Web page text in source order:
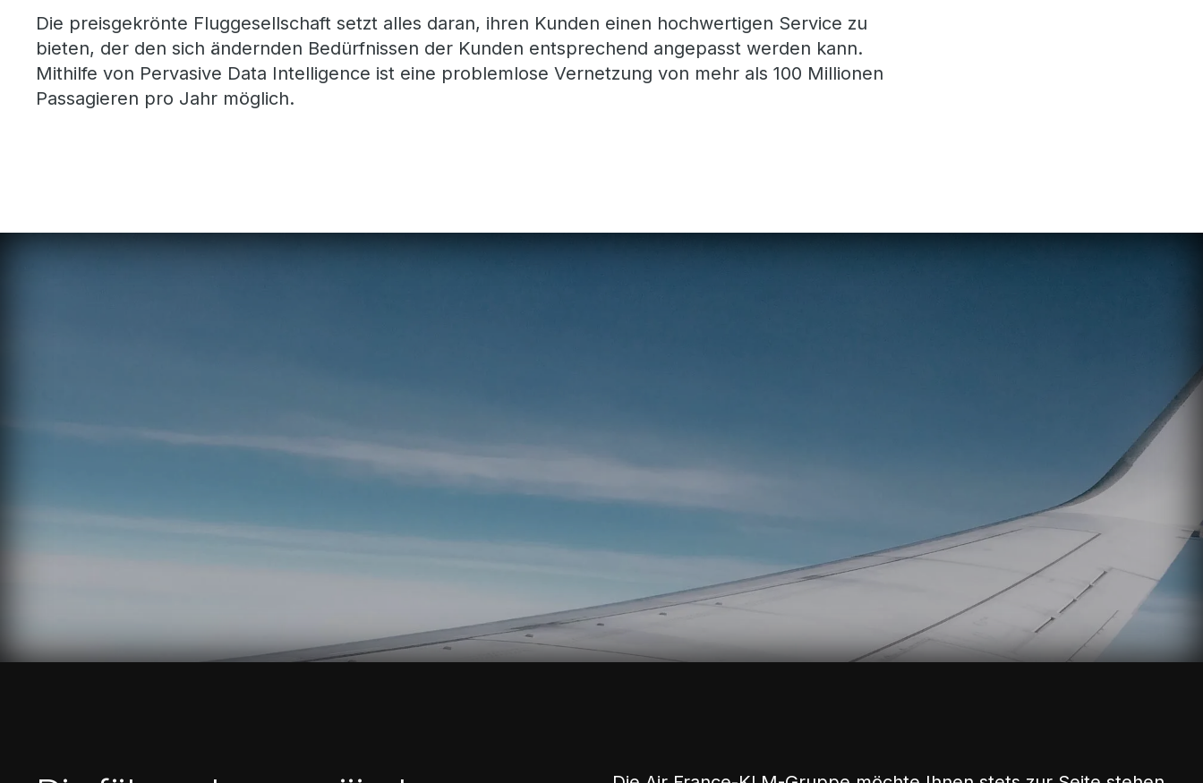
Die preisgekrönte Fluggesellschaft setzt alles daran, ihren Kunden einen hochwertigen Service zu
bieten, der den sich ändernden Bedürfnissen der Kunden entsprechend angepasst werden kann.
Mithilfe von Pervasive Data Intelligence ist eine problemlose Vernetzung von mehr als 100 Millionen
Passagieren pro Jahr möglich.